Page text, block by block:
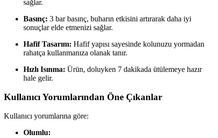
sağlar.
Basınç: 3 bar basınç, buharın etkisini artırarak daha iyi
sonuçlar elde etmenizi sağlar.
Hafif Tasarım: Hafif yapısı sayesinde kolunuzu yormadan
rahatça kullanmanıza olanak tanır.
Hızlı Isınma: Ürün, doluyken 7 dakikada ütülemeye hazır
hale gelir.
Kullanıcı Yorumlarından Öne Çıkanlar
Kullanıcı yorumlarına göre:
Olumlu: